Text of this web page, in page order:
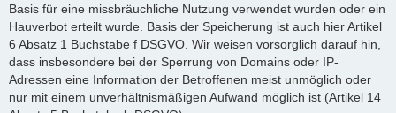
Basis für eine missbräuchliche Nutzung verwendet wurden oder ein
Hauverbot erteilt wurde. Basis der Speicherung ist auch hier Artikel
6 Absatz 1 Buchstabe f DSGVO. Wir weisen vorsorglich darauf hin,
dass insbesondere bei der Sperrung von Domains oder IP-
Adressen eine Information der Betroffenen meist unmöglich oder
nur mit einem unverhältnismäßigen Aufwand möglich ist (Artikel 14